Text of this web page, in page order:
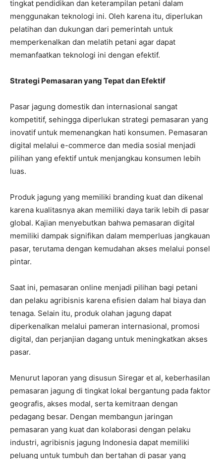
tingkat pendidikan dan keterampilan petani dalam
menggunakan teknologi ini. Oleh karena itu, diperlukan
pelatihan dan dukungan dari pemerintah untuk
memperkenalkan dan melatih petani agar dapat
memanfaatkan teknologi ini dengan efektif.
Strategi Pemasaran yang Tepat dan Efektif
Pasar jagung domestik dan internasional sangat
kompetitif, sehingga diperlukan strategi pemasaran yang
inovatif untuk memenangkan hati konsumen. Pemasaran
digital melalui e-commerce dan media sosial menjadi
pilihan yang efektif untuk menjangkau konsumen lebih
luas.
Produk jagung yang memiliki branding kuat dan dikenal
karena kualitasnya akan memiliki daya tarik lebih di pasar
global. Kajian menyebutkan bahwa pemasaran digital
memiliki dampak signifikan dalam memperluas jangkauan
pasar, terutama dengan kemudahan akses melalui ponsel
pintar.
Saat ini, pemasaran online menjadi pilihan bagi petani
dan pelaku agribisnis karena efisien dalam hal biaya dan
tenaga. Selain itu, produk olahan jagung dapat
diperkenalkan melalui pameran internasional, promosi
digital, dan perjanjian dagang untuk meningkatkan akses
pasar.
Menurut laporan yang disusun Siregar et al, keberhasilan
pemasaran jagung di tingkat lokal bergantung pada faktor
geografis, akses modal, serta kemitraan dengan
pedagang besar. Dengan membangun jaringan
pemasaran yang kuat dan kolaborasi dengan pelaku
industri, agribisnis jagung Indonesia dapat memiliki
peluang untuk tumbuh dan bertahan di pasar yang